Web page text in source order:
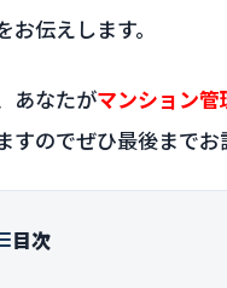
お伝えします。
あなたがマンション
すのでぜひ最後までお
目次